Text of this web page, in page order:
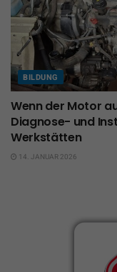
BILDUNG
Wenn der Motor
Diagnose- und
Werkstätten
14. JANUAR 2026